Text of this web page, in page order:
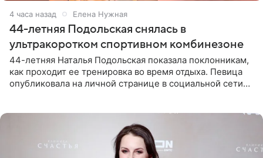
4 часа назад Елена Нужная
44-летняя Подольская снялась в
ультракоротком спортивном комбинезоне
44-летняя Наталья Подольская показала поклонникам,
как проходит ее тренировка во время отдыха. Певица
опубликовала на личной странице в социальной сети